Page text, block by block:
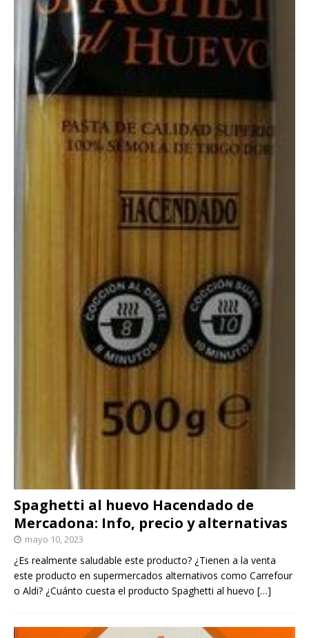
Spaghetti al huevo Hacendado de
Mercadona: Info, precio y alternativas
mayo 10, 2023
¿Es realmente saludable este producto? ¿Tienen a la venta
este producto en supermercados alternativos como Carrefour
o Aldi? ¿Cuánto cuesta el producto Spaghetti al huevo […]